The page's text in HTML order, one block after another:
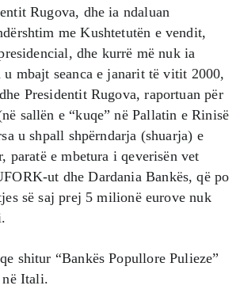
Rugova, dhe ia ndaluan
me Kushtetutën e vendit,
dhe kurrë më nuk ia
mbajt seanca e janarit të vitit 2000,
Presidentit Rugova, raportuan për
sallën e “kuqe” në Pallatin e Rinisë
u shpall shpërndarja (shuarja) e
paratë e mbetura i qeverisën vet
ut dhe Dardania Bankës, që po
së saj prej 5 milionë eurove nuk
shitur “Bankës Popullore Pulieze”
në Itali.